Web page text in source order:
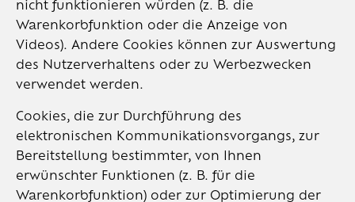
nicht funktionieren würden (z. B. die
Warenkorbfunktion oder die Anzeige von
Videos). Andere Cookies können zur Auswertung
des Nutzerverhaltens oder zu Werbezwecken
verwendet werden.
Cookies, die zur Durchführung des
elektronischen Kommunikationsvorgangs, zur
Bereitstellung bestimmter, von Ihnen
erwünschter Funktionen (z. B. für die
Warenkorbfunktion) oder zur Optimierung der